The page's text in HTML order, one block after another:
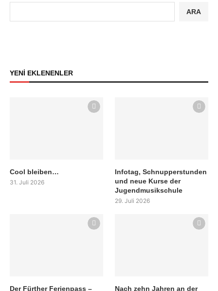
ARA
YENİ EKLENENLER
Cool bleiben…
31. Juli 2026
Infotag, Schnupperstunden
und neue Kurse der
Jugendmusikschule
29. Juli 2026
Der Fürther Ferienpass –
Nach zehn Jahren an der